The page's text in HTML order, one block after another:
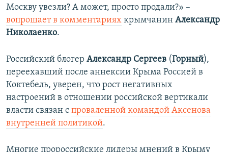
Москву увезли? А может, просто продали?» –
вопрошает в комментариях крымчанин Александр
Николаенко.
Российский блогер Александр Сергеев (Горный),
переехавший после аннексии Крыма Россией в
Коктебель, уверен, что рост негативных
настроений в отношении российской вертикали
власти связан с проваленной командой Аксенова
внутренней политикой.
Многие пророссийские лидеры мнений в Крыму